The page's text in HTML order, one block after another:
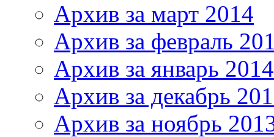
Архив за март 2014
Архив за февраль
Архив за январь 2014
Архив за декабрь
Архив за ноябрь